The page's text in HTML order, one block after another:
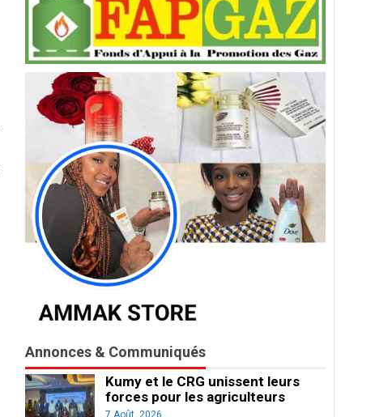
Annonces & Communiqués
Kumy et le CRG unissent leurs
forces pour les agriculteurs